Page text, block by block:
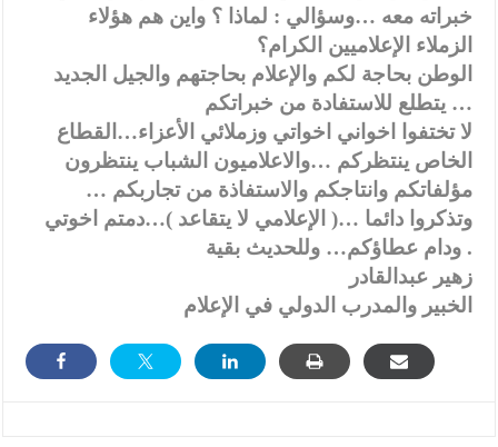
خبراته معه …وسؤالي : لماذا ؟ واين هم هؤلاء
الزملاء الإعلاميين الكرام؟
الوطن بحاجة لكم والإعلام بحاجتهم والجيل الجديد
يتطلع للاستفادة من خبراتكم …
لا تختفوا اخواني اخواتي وزملائي الأعزاء…القطاع
الخاص ينتظركم …والاعلاميون الشباب ينتظرون
مؤلفاتكم وانتاجكم والاستفاذة من تجاربكم …
وتذكروا دائما …( الإعلامي لا يتقاعد )…دمتم اخوتي
ودام عطاؤكم… وللحديث بقية .
زهير عبدالقادر
الخبير والمدرب الدولي في الإعلام